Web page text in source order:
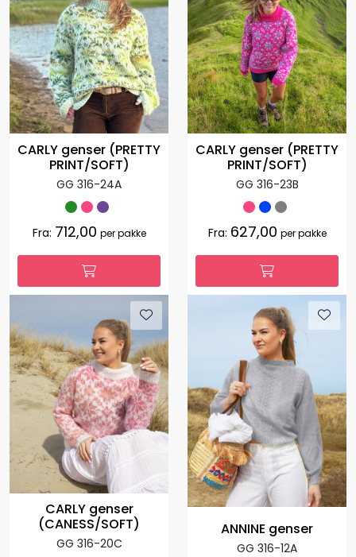
CARLY genser (PRETTY
PRINT/SOFT)
GG 316-24A
Fra: 712,00 per pakke
CARLY genser (PRETTY
PRINT/SOFT)
GG 316-23B
Fra: 627,00 per pakke
CARLY genser
(CANESS/SOFT)
GG 316-20C
ANNINE genser
GG 316-12A